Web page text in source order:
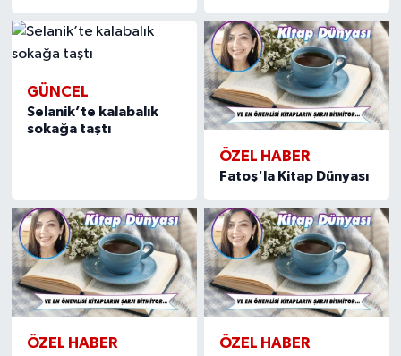
GÜNCEL
Selanik’te kalabalık
sokağa taştı
ÖZEL HABER
Fatoş'la Kitap Dünyası
ÖZEL HABER ÖZEL HABER